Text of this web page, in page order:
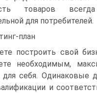
товаров
для потребителей.
план
построить свой
необходимым,
себя. Одинаковые
и